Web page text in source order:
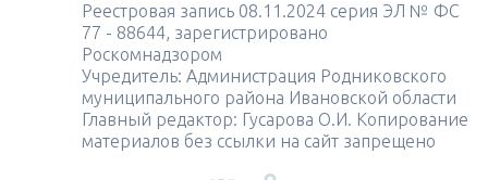
Реестровая запись 08.11.2024 серия ЭЛ № ФС
77 - 88644, зарегистрировано
Роскомнадзором
Учредитель: Администрация Родниковского
муниципального района Ивановской области
Главный редактор: Гусарова О.И. Копирование
материалов без ссылки на сайт запрещено